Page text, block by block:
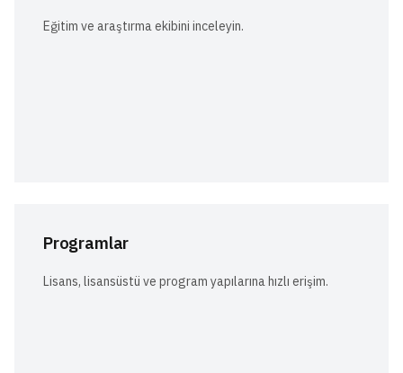
Eğitim ve araştırma ekibini inceleyin.
Programlar
Lisans, lisansüstü ve program yapılarına hızlı erişim.